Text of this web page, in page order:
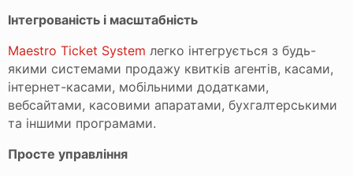
Інтегрованість і масштабність
Maestro Ticket System легко інтегрується з будь-
якими системами продажу квитків агентів, касами,
інтернет-касами, мобільними додатками,
вебсайтами, касовими апаратами, бухгалтерськими
та іншими програмами.
Просте управління